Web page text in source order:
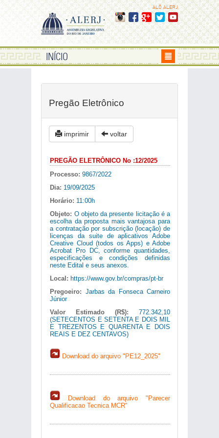
ALÔ ALERJ
INÍCIO
Pregão Eletrônico
imprimir voltar
PREGÃO ELETRÔNICO No :12/2025
Processo: 9867/2022
Dia: 19/09/2025
Horário: 11:00h
Objeto: O objeto da presente licitação é a
escolha da proposta mais vantajosa para
a contratação por subscrição (locação) de
licenças da suite de aplicativos Adobe
Creative Cloud (todos os Apps) e Adobe
Acrobat Pro DC, conforme quantidades,
especificações e condições definidas
neste Edital e seus anexos.
Local: https://www.gov.br/compras/pt-br
Pregoeiro: Jarbas da Fonseca Carneiro
Júnior
Valor Estimado (R$):
772.342,10
(SETECENTOS E SETENTA E DOIS MIL
E TREZENTOS E QUARENTA E DOIS
REAIS E DEZ CENTAVOS)
Download do arquivo "PE12_2025"
Download do arquivo "Parecer
Qualificacao Tecnica MCR"